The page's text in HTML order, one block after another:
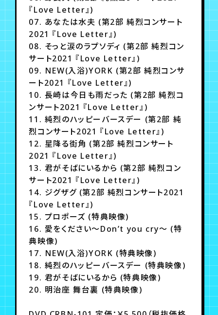
『Love Letter』)
07. あなたは水夫 (第2部 純烈コンサート
2021 『Love Letter』)
08. そっと涙のラプソディ (第2部 純烈コン
サート2021 『Love Letter』)
09. NEW(入浴)YORK (第2部 純烈コンサ
ート2021 『Love Letter』)
10. 長崎は今日も雨だった (第2部 純烈コ
ンサート2021 『Love Letter』)
11. 純烈のハッピーバースデー (第2部 純
烈コンサート2021 『Love Letter』)
12. 星降る街角 (第2部 純烈コンサート
2021 『Love Letter』)
13. 君がそばにいるから (第2部 純烈コン
サート2021 『Love Letter』)
14. ジグザグ (第2部 純烈コンサート2021
『Love Letter』)
15. プロポーズ (特典映像)
16. 愛をください～Don’t you cry～ (特
典映像)
17. NEW(入浴)YORK (特典映像)
18. 純烈のハッピーバースデー (特典映像)
19. 君がそばにいるから (特典映像)
20. 明治座 舞台裏 (特典映像)